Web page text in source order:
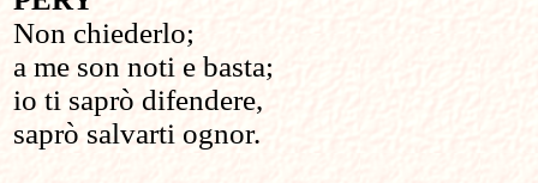
Non chiederlo;
a me son noti e basta;
io ti saprò difendere,
saprò salvarti ognor.